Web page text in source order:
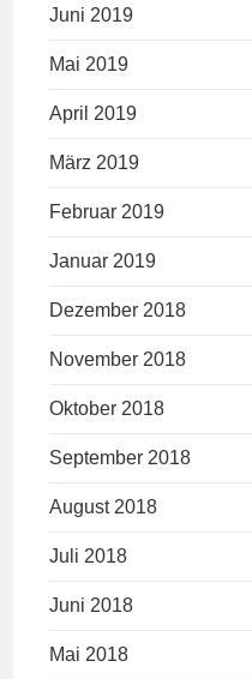
Juni 2019
Mai 2019
April 2019
März 2019
Februar 2019
Januar 2019
Dezember 2018
November 2018
Oktober 2018
September 2018
August 2018
Juli 2018
Juni 2018
Mai 2018